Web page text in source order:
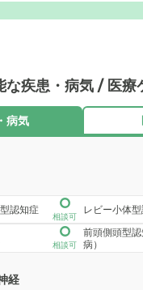
な疾患・病気 / 医療
病気
認知症
相談可
レビー小体
相談可
前頭側頭型
病）
経